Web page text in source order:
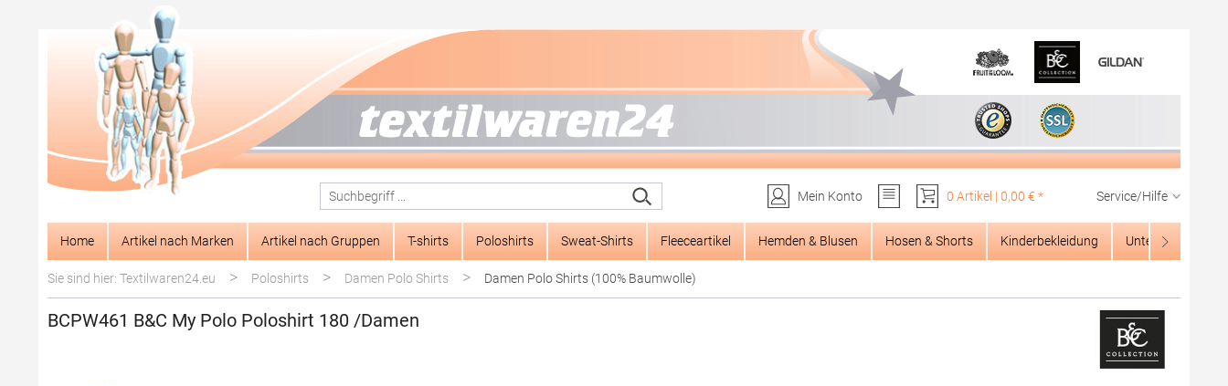
Zur Hauptnavigation springen
Mein Konto
0 Artikel | 0,00 € * Service/Hilfe
Home Artikel nach Marken Artikel nach Gruppen T-shirts Poloshirts Sweat-Shirts Fleeceartikel Hemden & Blusen Hosen & Shorts Kinderbekleidung Unterwäsche
Sie sind hier: Textilwaren24.eu > Poloshirts > Damen Polo Shirts > Damen Polo Shirts (100% Baumwolle)
BCPW461 B&C My Polo Poloshirt 180 /Damen